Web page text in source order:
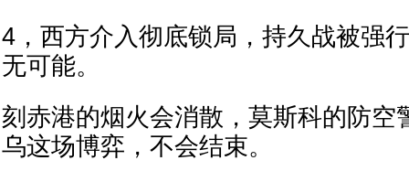
4，西方介入彻底锁局，持久战被强
无可能。
刻赤港的烟火会消散，莫斯科的防空
乌这场博弈，不会结束。